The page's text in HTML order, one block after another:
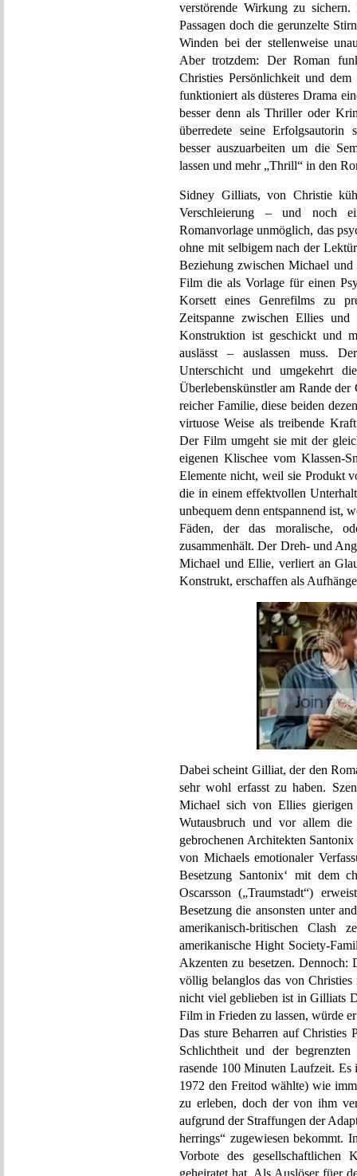
verstörende Wirkung zu
Passagen doch die gerunzelte
Winden bei der stellenweise
Aber trotzdem: Der Roman
Christies Persönlichkeit und
funktioniert als düsteres Drama
besser denn als Thriller oder
überredete seine Erfolgsautorin
besser auszuarbeiten um die
lassen und mehr „Thrill“ in den
Sidney Gilliats, von Christie
Verschleierung – und noch
Romanvorlage unmöglich, das
ohne mit selbigem nach der
Beziehung zwischen Michael
Film die als Vorlage für einen
Korsett eines Genrefilms zu
Zeitspanne zwischen Ellies
Konstruktion ist geschickt und
auslässt – auslassen muss.
Unterschicht und umgekehrt
Überlebenskünstler am Rande
reicher Familie, diese beiden
virtuose Weise als treibende
Der Film umgeht sie mit der
eigenen Klischee vom Klassen-
Elemente nicht, weil sie Produkt
die in einem effektvollen
unbequem denn entspannend ist,
Fäden, der das moralische,
zusammenhält. Der Dreh- und
Michael und Ellie, verliert an
Konstrukt, erschaffen als
Dabei scheint Gilliat, der den
sehr wohl erfasst zu haben.
Michael sich von Ellies
Wutausbruch und vor allem die
gebrochenen Architekten
von Michaels emotionaler
Besetzung Santonix‘ mit dem
Oscarsson („Traumstadt“)
Besetzung die ansonsten unter
amerikanisch-britischen Clash
amerikanische Hight Society-
Akzenten zu besetzen.
völlig belanglos das von
nicht viel geblieben ist in Gilliats
Film in Frieden zu lassen, würde
Das sture Beharren auf
Schlichtheit und der
rasende 100 Minuten Laufzeit. Es
1972 den Freitod wählte) wie
zu erleben, doch der von ihm
aufgrund der Straffungen der
herrings“ zugewiesen bekommt.
Vorbote des
geheiratet hat. Als Auslöser füer